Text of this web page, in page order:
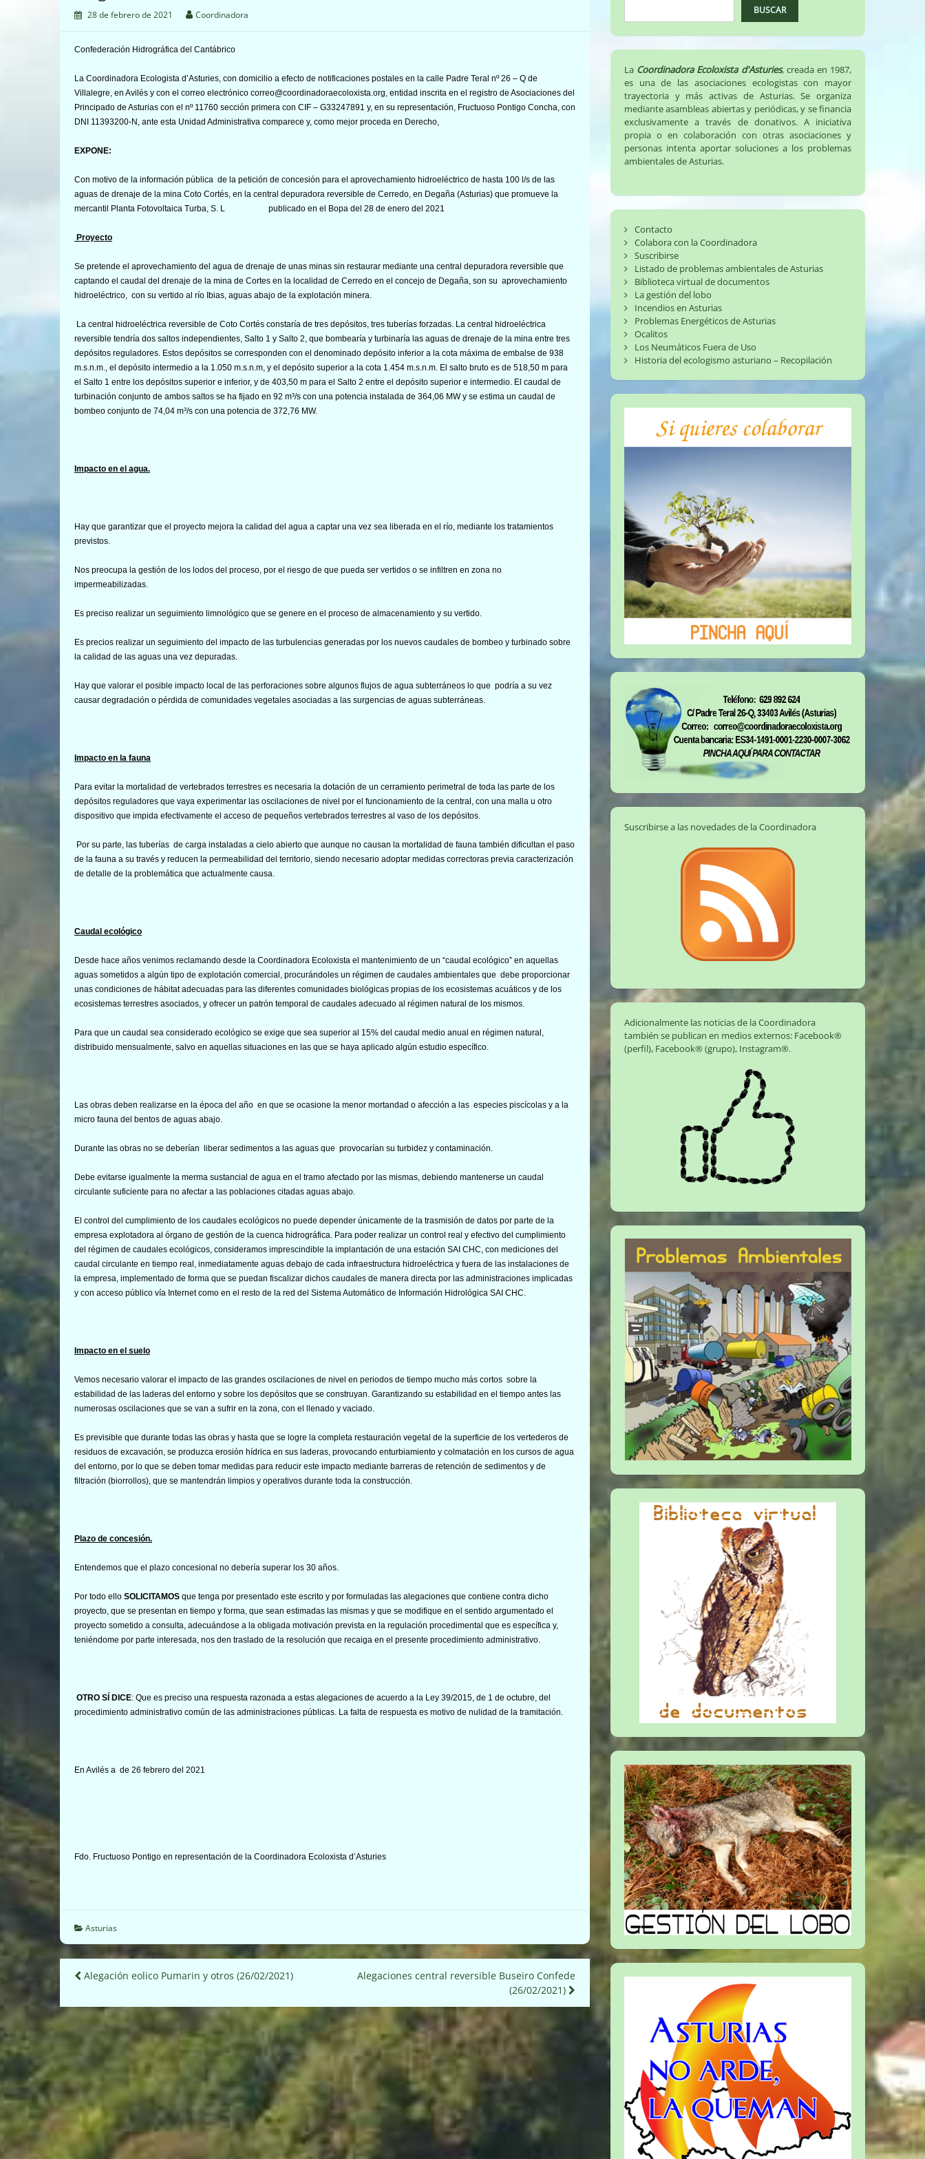
28 de febrero de 2021 Coordinadora
Confederación Hidrográfica del Cantábrico
La Coordinadora Ecologista d’Asturies, con domicilio a efecto de notificaciones postales en la calle Padre Teral nº 26 – Q de
Villalegre, en Avilés y con el correo electrónico correo@coordinadoraecoloxista.org, entidad inscrita en el registro de Asociaciones del
Principado de Asturias con el nº 11760 sección primera con CIF – G33247891 y, en su representación, Fructuoso Pontigo Concha, con
DNI 11393200-N, ante esta Unidad Administrativa comparece y, como mejor proceda en Derecho,
EXPONE:
Con motivo de la información pública de la petición de concesión para el aprovechamiento hidroeléctrico de hasta 100 l/s de las
aguas de drenaje de la mina Coto Cortés, en la central depuradora reversible de Cerredo, en Degaña (Asturias) que promueve la
mercantil Planta Fotovoltaica Turba, S. L publicado en el Bopa del 28 de enero del 2021
Proyecto
Se pretende el aprovechamiento del agua de drenaje de unas minas sin restaurar mediante una central depuradora reversible que
captando el caudal del drenaje de la mina de Cortes en la localidad de Cerredo en el concejo de Degaña, son su aprovechamiento
hidroeléctrico, con su vertido al río Ibias, aguas abajo de la explotación minera.
La central hidroeléctrica reversible de Coto Cortés constaría de tres depósitos, tres tuberías forzadas. La central hidroeléctrica
reversible tendría dos saltos independientes, Salto 1 y Salto 2, que bombearía y turbinaría las aguas de drenaje de la mina entre tres
depósitos reguladores. Estos depósitos se corresponden con el denominado depósito inferior a la cota máxima de embalse de 938
m.s.n.m., el depósito intermedio a la 1.050 m.s.n.m, y el depósito superior a la cota 1.454 m.s.n.m. El salto bruto es de 518,50 m para
el Salto 1 entre los depósitos superior e inferior, y de 403,50 m para el Salto 2 entre el depósito superior e intermedio. El caudal de
turbinación conjunto de ambos saltos se ha fijado en 92 m³/s con una potencia instalada de 364,06 MW y se estima un caudal de
bombeo conjunto de 74,04 m³/s con una potencia de 372,76 MW.
Impacto en el agua.
Hay que garantizar que el proyecto mejora la calidad del agua a captar una vez sea liberada en el río, mediante los tratamientos
previstos.
Nos preocupa la gestión de los lodos del proceso, por el riesgo de que pueda ser vertidos o se infiltren en zona no
impermeabilizadas.
Es preciso realizar un seguimiento limnológico que se genere en el proceso de almacenamiento y su vertido.
Es precios realizar un seguimiento del impacto de las turbulencias generadas por los nuevos caudales de bombeo y turbinado sobre
la calidad de las aguas una vez depuradas.
Hay que valorar el posible impacto local de las perforaciones sobre algunos flujos de agua subterráneos lo que podría a su vez
causar degradación o pérdida de comunidades vegetales asociadas a las surgencias de aguas subterráneas.
Impacto en la fauna
Para evitar la mortalidad de vertebrados terrestres es necesaria la dotación de un cerramiento perimetral de toda las parte de los
depósitos reguladores que vaya experimentar las oscilaciones de nivel por el funcionamiento de la central, con una malla u otro
dispositivo que impida efectivamente el acceso de pequeños vertebrados terrestres al vaso de los depósitos.
Por su parte, las tuberías de carga instaladas a cielo abierto que aunque no causan la mortalidad de fauna también dificultan el paso
de la fauna a su través y reducen la permeabilidad del territorio, siendo necesario adoptar medidas correctoras previa caracterización
de detalle de la problemática que actualmente causa.
Caudal ecológico
Desde hace años venimos reclamando desde la Coordinadora Ecoloxista el mantenimiento de un “caudal ecológico” en aquellas
aguas sometidos a algún tipo de explotación comercial, procurándoles un régimen de caudales ambientales que debe proporcionar
unas condiciones de hábitat adecuadas para las diferentes comunidades biológicas propias de los ecosistemas acuáticos y de los
ecosistemas terrestres asociados, y ofrecer un patrón temporal de caudales adecuado al régimen natural de los mismos.
Para que un caudal sea considerado ecológico se exige que sea superior al 15% del caudal medio anual en régimen natural,
distribuido mensualmente, salvo en aquellas situaciones en las que se haya aplicado algún estudio específico.
Las obras deben realizarse en la época del año en que se ocasione la menor mortandad o afección a las especies piscícolas y a la
micro fauna del bentos de aguas abajo.
Durante las obras no se deberían liberar sedimentos a las aguas que provocarían su turbidez y contaminación.
Debe evitarse igualmente la merma sustancial de agua en el tramo afectado por las mismas, debiendo mantenerse un caudal
circulante suficiente para no afectar a las poblaciones citadas aguas abajo.
El control del cumplimiento de los caudales ecológicos no puede depender únicamente de la trasmisión de datos por parte de la
empresa explotadora al órgano de gestión de la cuenca hidrográfica. Para poder realizar un control real y efectivo del cumplimiento
del régimen de caudales ecológicos, consideramos imprescindible la implantación de una estación SAI CHC, con mediciones del
caudal circulante en tiempo real, inmediatamente aguas debajo de cada infraestructura hidroeléctrica y fuera de las instalaciones de
la empresa, implementado de forma que se puedan fiscalizar dichos caudales de manera directa por las administraciones implicadas
y con acceso público vía Internet como en el resto de la red del Sistema Automático de Información Hidrológica SAI CHC.
Impacto en el suelo
Vemos necesario valorar el impacto de las grandes oscilaciones de nivel en periodos de tiempo mucho más cortos sobre la
estabilidad de las laderas del entorno y sobre los depósitos que se construyan. Garantizando su estabilidad en el tiempo antes las
numerosas oscilaciones que se van a sufrir en la zona, con el llenado y vaciado.
Es previsible que durante todas las obras y hasta que se logre la completa restauración vegetal de la superficie de los vertederos de
residuos de excavación, se produzca erosión hídrica en sus laderas, provocando enturbiamiento y colmatación en los cursos de agua
del entorno, por lo que se deben tomar medidas para reducir este impacto mediante barreras de retención de sedimentos y de
filtración (biorrollos), que se mantendrán limpios y operativos durante toda la construcción.
Plazo de concesión.
Entendemos que el plazo concesional no debería superar los 30 años.
Por todo ello SOLICITAMOS que tenga por presentado este escrito y por formuladas las alegaciones que contiene contra dicho
proyecto, que se presentan en tiempo y forma, que sean estimadas las mismas y que se modifique en el sentido argumentado el
proyecto sometido a consulta, adecuándose a la obligada motivación prevista en la regulación procedimental que es específica y,
teniéndome por parte interesada, nos den traslado de la resolución que recaiga en el presente procedimiento administrativo.
OTRO SÍ DICE: Que es preciso una respuesta razonada a estas alegaciones de acuerdo a la Ley 39/2015, de 1 de octubre, del
procedimiento administrativo común de las administraciones públicas. La falta de respuesta es motivo de nulidad de la tramitación.
En Avilés a de 26 febrero del 2021
Fdo. Fructuoso Pontigo en representación de la Coordinadora Ecoloxista d’Asturies
Asturias
Navegación
de
entradas
Alegación eolico Pumarin y otros (26/02/2021)
Alegaciones central reversible Buseiro Confede
(26/02/2021)
BUSCAR
La Coordinadora Ecoloxista d'Asturies, creada en 1987,
es una de las asociaciones ecologistas con mayor
trayectoria y más activas de Asturias. Se organiza
mediante asambleas abiertas y periódicas, y se financia
exclusivamente a través de donativos. A iniciativa
propia o en colaboración con otras asociaciones y
personas intenta aportar soluciones a los problemas
ambientales de Asturias.
Contacto
Colabora con la Coordinadora
Suscribirse
Listado de problemas ambientales de Asturias
Biblioteca virtual de documentos
La gestión del lobo
Incendios en Asturias
Problemas Energéticos de Asturias
Ocalitos
Los Neumáticos Fuera de Uso
Historia del ecologismo asturiano – Recopilación
Suscribirse a las novedades de la Coordinadora
Adicionalmente las noticias de la Coordinadora
también se publican en medios externos: Facebook®
(perfil), Facebook® (grupo), Instagram®.